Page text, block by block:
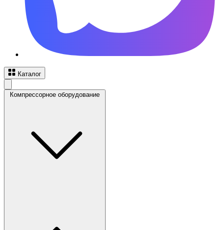
Каталог
Компрессорное оборудование